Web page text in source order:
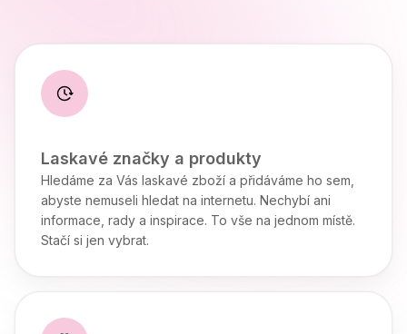
Laskavé značky a produkty
Hledáme za Vás laskavé zboží a přidáváme ho sem,
abyste nemuseli hledat na internetu. Nechybí ani
informace, rady a inspirace. To vše na jednom místě.
Stačí si jen vybrat.